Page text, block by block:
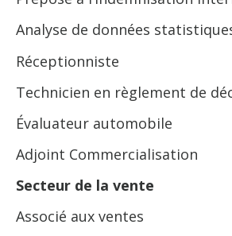
Analyse de données
Réceptionniste
Technicien en règlement de
Évaluateur automobile
Adjoint Commercialisation
Secteur de la vente
Associé aux ventes